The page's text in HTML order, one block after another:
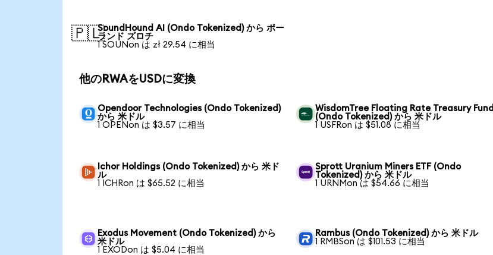
🇵🇱SoundHound AI (Ondo Tokenized) から ポー
ランド ズロチ
1 SOUNon は zł 29.54 に相当
他のRWAをUSDに変換
Opendoor Technologies (Ondo Tokenized)
から 米ドル
1 OPENon は $3.57 に相当
WisdomTree Floating Rate Treasury Fund
(Ondo Tokenized) から 米ドル
1 USFRon は $51.08 に相当
Ichor Holdings (Ondo Tokenized) から 米ド
ル
1 ICHRon は $65.52 に相当
Sprott Uranium Miners ETF (Ondo
Tokenized) から 米ドル
1 URNMon は $54.66 に相当
Exodus Movement (Ondo Tokenized) から
米ドル
1 EXODon は $5.04 に相当
Rambus (Ondo Tokenized) から 米ドル
1 RMBSon は $101.53 に相当